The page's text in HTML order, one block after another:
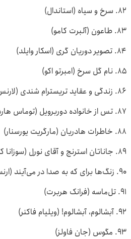
۸۲. سرخ و سیاه (استاندال)
۸۳. طاعون (آلبرت کامو)
۸۴. تصویر دوریان گری (اسکار وایلد)
۸۵. نام گل سرخ (امبرتو اکو)
۸۶. زندگی و عقاید تریسترام شندی (لارنس استرن)
۸۷. تس از خانواده دوربرویل (توماس هاردی)
۸۸. خاطرات هادریان (مارگریت یورسنار)
۸۹. جاناتان استرنج و آقای نورل (سوزانا کلارک)
۹۰. زنگ‌ها برای که به صدا در می‌آیند (ارنست همینگوی)
۹۱. تل‌ماسه (فرانک هربرت)
۹۲. آبشالوم، آبشالوم! (ویلیام فاکنر)
۹۳. مگوس (جان فاولز)